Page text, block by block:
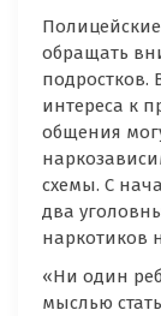
обращать
подростков.
интереса к
общения
схемы. С
два
наркотиков
«Ни один
мыслью